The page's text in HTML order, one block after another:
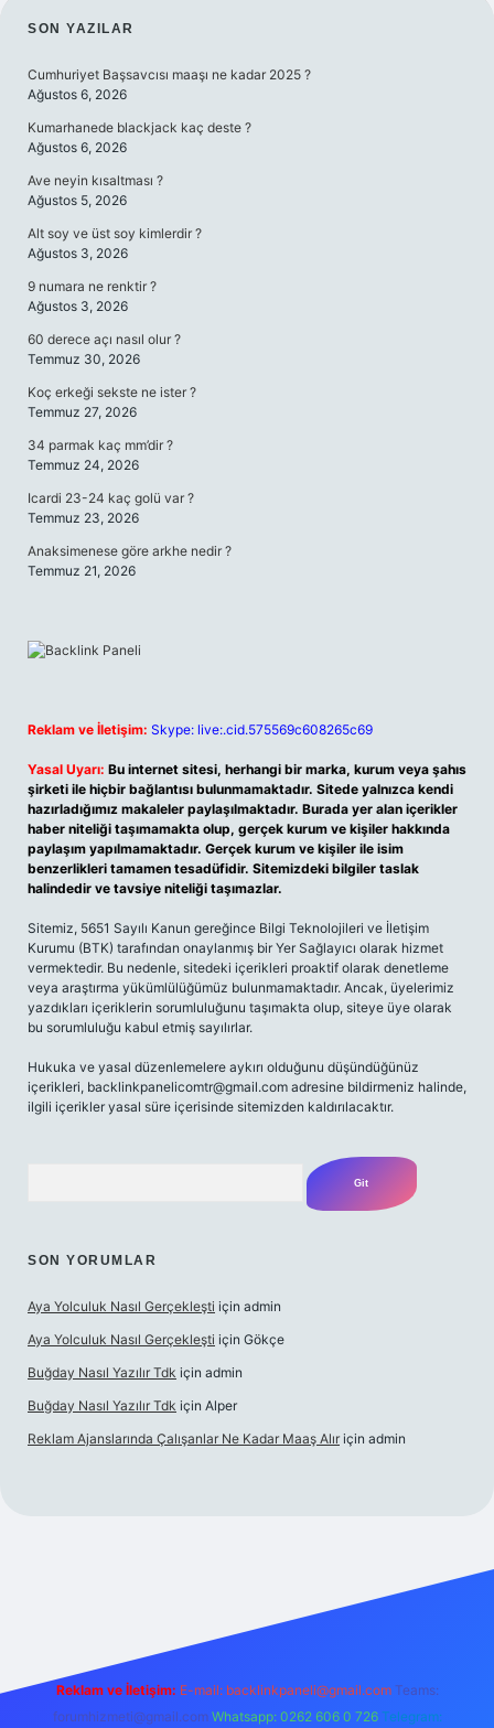
SIDEBAR
SON YAZILAR
Cumhuriyet Başsavcısı maaşı ne kadar 2025 ?
Ağustos 6, 2026
Kumarhanede blackjack kaç deste ?
Ağustos 6, 2026
Ave neyin kısaltması ?
Ağustos 5, 2026
Alt soy ve üst soy kimlerdir ?
Ağustos 3, 2026
9 numara ne renktir ?
Ağustos 3, 2026
60 derece açı nasıl olur ?
Temmuz 30, 2026
Koç erkeği sekste ne ister ?
Temmuz 27, 2026
34 parmak kaç mm’dir ?
Temmuz 24, 2026
Icardi 23-24 kaç golü var ?
Temmuz 23, 2026
Anaksimenese göre arkhe nedir ?
Temmuz 21, 2026
Reklam ve İletişim: Skype: live:.cid.575569c608265c69
Yasal Uyarı: Bu internet sitesi, herhangi bir marka, kurum veya şahıs
şirketi ile hiçbir bağlantısı bulunmamaktadır. Sitede yalnızca kendi
hazırladığımız makaleler paylaşılmaktadır. Burada yer alan içerikler
haber niteliği taşımamakta olup, gerçek kurum ve kişiler hakkında
paylaşım yapılmamaktadır. Gerçek kurum ve kişiler ile isim
benzerlikleri tamamen tesadüfidir. Sitemizdeki bilgiler taslak
halindedir ve tavsiye niteliği taşımazlar.
Sitemiz, 5651 Sayılı Kanun gereğince Bilgi Teknolojileri ve İletişim
Kurumu (BTK) tarafından onaylanmış bir Yer Sağlayıcı olarak hizmet
vermektedir. Bu nedenle, sitedeki içerikleri proaktif olarak denetleme
veya araştırma yükümlülüğümüz bulunmamaktadır. Ancak, üyelerimiz
yazdıkları içeriklerin sorumluluğunu taşımakta olup, siteye üye olarak
bu sorumluluğu kabul etmiş sayılırlar.
Hukuka ve yasal düzenlemelere aykırı olduğunu düşündüğünüz
içerikleri, backlinkpanelicomtr@gmail.com adresine bildirmeniz halinde,
ilgili içerikler yasal süre içerisinde sitemizden kaldırılacaktır.
SON YORUMLAR
Aya Yolculuk Nasıl Gerçekleşti için admin
Aya Yolculuk Nasıl Gerçekleşti için Gökçe
Buğday Nasıl Yazılır Tdk için admin
Buğday Nasıl Yazılır Tdk için Alper
Reklam Ajanslarında Çalışanlar Ne Kadar Maaş Alır için admin
Reklam ve İletişim: E-mail: backlinkpaneli@gmail.com Teams:
forumhizmeti@gmail.com Whatsapp: 0262 606 0 726 Telegram: